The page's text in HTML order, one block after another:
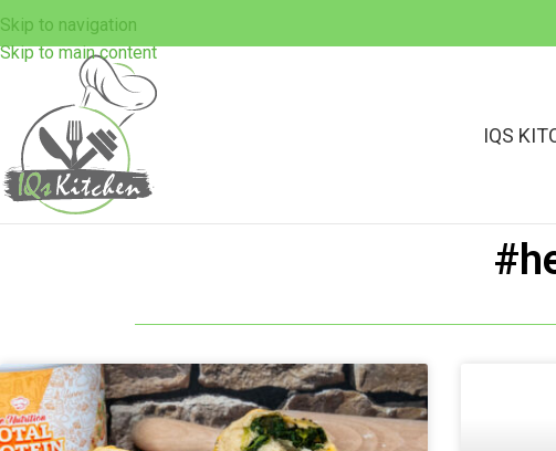
Skip to navigation
Skip to main content
IQS